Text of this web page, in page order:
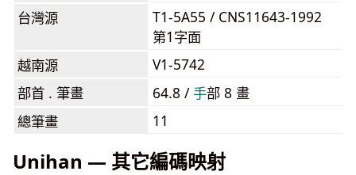
台灣源
T1-5A55 / CNS11643-1992
第1字面
越南源
V1-5742
部首 . 筆畫
64.8 /⼿部 8 畫
總筆畫
11
Unihan — 其它編碼映射